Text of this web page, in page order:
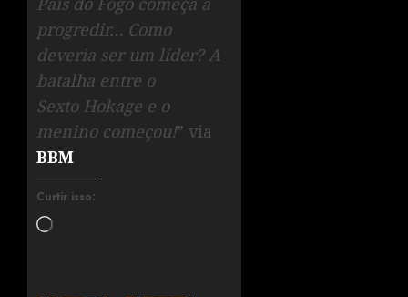
progredir… Como
deveria ser um líder? A
batalha entre o
Sexto Hokage e o
menino começou!” via
BBM
Curtir isso: